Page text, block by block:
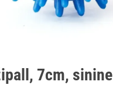
7cm, sinine